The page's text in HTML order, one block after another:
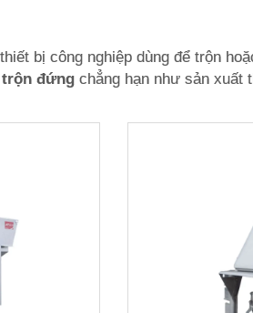
bị công nghiệp dùng để trộn
trộn đứng chẳng hạn như sản xuất